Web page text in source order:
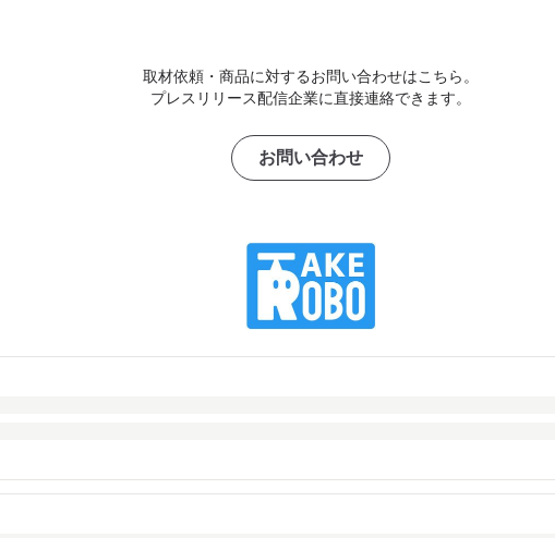
取材依頼・商品に対するお問い合わせはこちら。
プレスリリース配信企業に直接連絡できます。
お問い合わせ